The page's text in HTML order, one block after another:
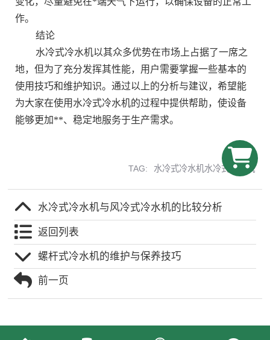
作。
结论
水冷式冷水机以其众多优势在市场上占据了一席之
地，但为了充分发挥其性能，用户需要掌握一些基本的
使用技巧和维护知识。通过以上的分析与建议，希望能
为大家在使用水冷式冷水机的过程中提供帮助，使设备
能够更加**、稳定地服务于生产需求。
TAG: 水冷式冷水机水冷式冷水机
水冷式冷水机与风冷式冷水机的比较分析
返回列表
螺杆式冷水机的维护与保养技巧
前一页